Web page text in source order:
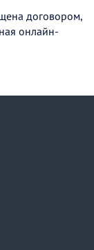
договором,
онлайн-